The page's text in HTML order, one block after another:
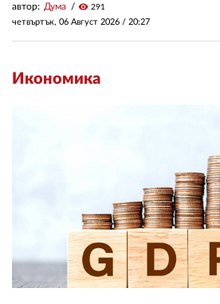
автор: Дума visibility 291
четвъртък, 06 Август 2026 / 20:27
Икономика